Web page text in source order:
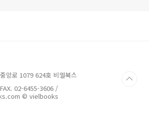
앙로 1079 624호 비엘북스
02-6455-3606 /
© vielbooks